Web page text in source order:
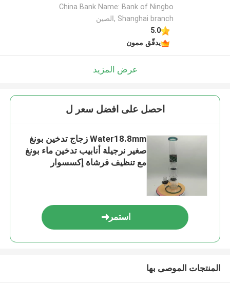
China Bank Name: Bank of Ningbo
Shanghai branch ,الصين
5.0
يدقّق ممون
عرض المزيد
احصل على افضل سعر ل
Water18.8mm زجاج تدخين بونغ
صغير نرجيلة أنابيب تدخين ماء بونغ
مع تنظيف فرشاة إكسسوار
استمر
المنتجات الموصى بها